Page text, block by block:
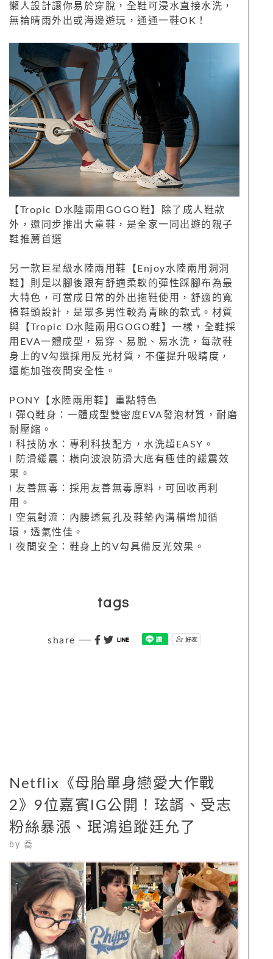
懶人設計讓你易於穿脫，全鞋可浸水直接水洗，
無論晴雨外出或海邊遊玩，通通一鞋OK！
【Tropic D水陸兩用GOGO鞋】除了成人鞋款
外，還同步推出大童鞋，是全家一同出遊的親子
鞋推薦首選
另一款巨星級水陸兩用鞋【Enjoy水陸兩用洞洞
鞋】則是以腳後跟有舒適柔軟的彈性踩腳布為最
大特色，可當成日常的外出拖鞋使用，舒適的寬
楦鞋頭設計，是眾多男性較為青睞的款式。材質
與【Tropic D水陸兩用GOGO鞋】一樣，全鞋採
用EVA一體成型，易穿、易脫、易水洗，每款鞋
身上的V勾還採用反光材質，不僅提升吸睛度，
還能加強夜間安全性。
PONY【水陸兩用鞋】重點特色
l 彈Q鞋身：一體成型雙密度EVA發泡材質，耐磨
耐壓縮。
l 科技防水：專利科技配方，水洗超EASY。
l 防滑緩震：橫向波浪防滑大底有極佳的緩震效
果。
l 友善無毒：採用友善無毒原料，可回收再利
用。
l 空氣對流：內腰透氣孔及鞋墊內溝槽增加循
環，透氣性佳。
l 夜間安全：鞋身上的V勾具備反光效果。
tags
share
Netflix《母胎單身戀愛大作戰
2》9位嘉賓IG公開！玹諝、受志
粉絲暴漲、珉鴻追蹤廷允了
by 喬